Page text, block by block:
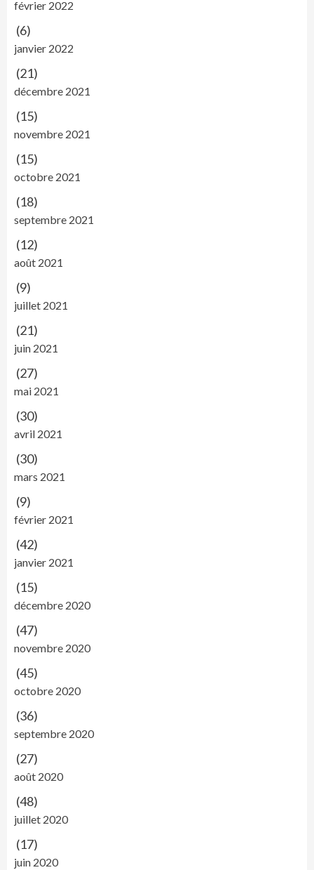
février 2022
(6)
janvier 2022
(21)
décembre 2021
(15)
novembre 2021
(15)
octobre 2021
(18)
septembre 2021
(12)
août 2021
(9)
juillet 2021
(21)
juin 2021
(27)
mai 2021
(30)
avril 2021
(30)
mars 2021
(9)
février 2021
(42)
janvier 2021
(15)
décembre 2020
(47)
novembre 2020
(45)
octobre 2020
(36)
septembre 2020
(27)
août 2020
(48)
juillet 2020
(17)
juin 2020